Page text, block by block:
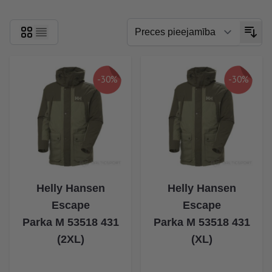
-30%
Helly Hansen
Escape
Parka M 53518 431
(2XL)
-30%
Helly Hansen
Escape
Parka M 53518 431
(XL)